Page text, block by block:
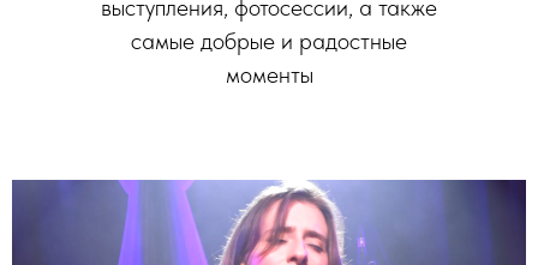
выступления, фотосессии, а также
самые добрые и радостные
моменты